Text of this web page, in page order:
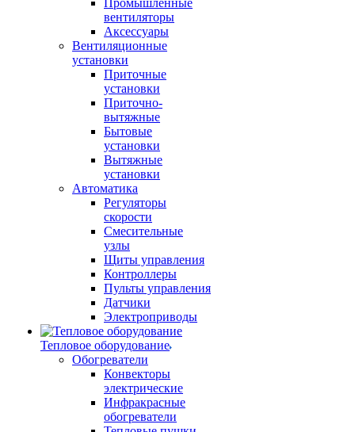
Промышленные
вентиляторы
Аксессуары
Вентиляционные
установки
Приточные
установки
Приточно-
вытяжные
Бытовые
установки
Вытяжные
установки
Автоматика
Регуляторы
скорости
Смесительные
узлы
Щиты управления
Контроллеры
Пульты управления
Датчики
Электроприводы
Тепловое оборудование
Обогреватели
Конвекторы
электрические
Инфракрасные
обогреватели